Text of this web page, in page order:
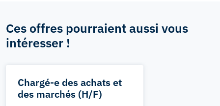
Ces offres pourraient aussi vous
intéresser !
Chargé-e des achats et
des marchés (H/F)